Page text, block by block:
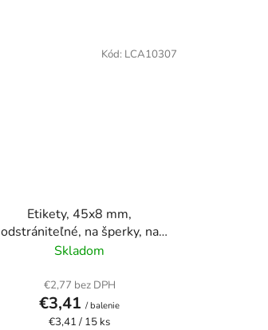
Etikety, 45x8 mm,
odstrániteľné, na šperky, na
liste formátu A5, APLI, 765
Skladom
€2,77 bez DPH
€3,41/ balenie
Jednotková
€3,41 / 15 ks
Kód: LCA10307